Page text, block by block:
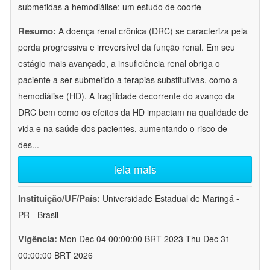
submetidas a hemodiálise: um estudo de coorte
Resumo: A doença renal crônica (DRC) se caracteriza pela
perda progressiva e irreversível da função renal. Em seu
estágio mais avançado, a insuficiência renal obriga o
paciente a ser submetido a terapias substitutivas, como a
hemodiálise (HD). A fragilidade decorrente do avanço da
DRC bem como os efeitos da HD impactam na qualidade de
vida e na saúde dos pacientes, aumentando o risco de
des...
leia mais
Instituição/UF/País: Universidade Estadual de Maringá -
PR - Brasil
Vigência: Mon Dec 04 00:00:00 BRT 2023-Thu Dec 31
00:00:00 BRT 2026